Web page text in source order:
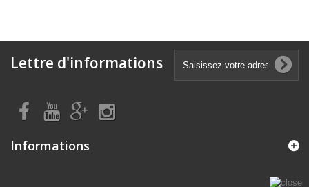
Lettre d'informations
Informations